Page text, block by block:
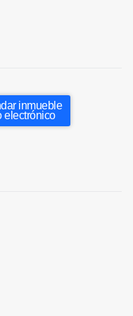
inmueble
electrónico